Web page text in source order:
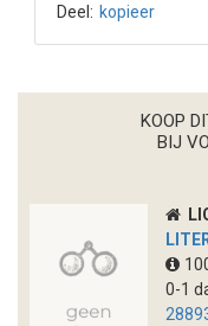
Deel: kopieer
KOOP
BIJ
0-1